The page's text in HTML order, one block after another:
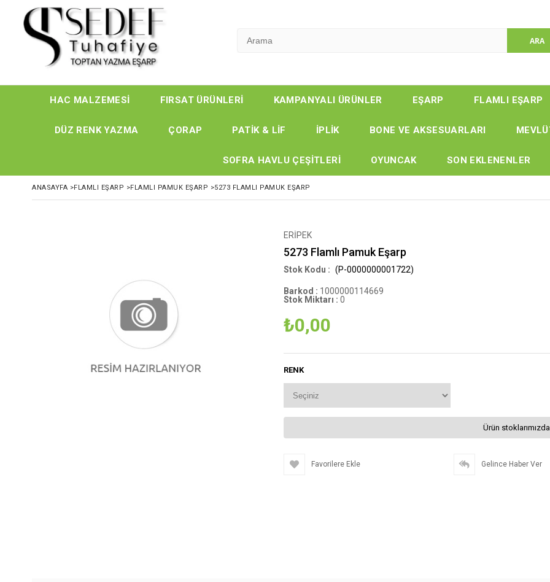
HAC MALZEMESİ FIRSAT ÜRÜNLERİ KAMPANYALI ÜRÜNLER EŞARP FLAMLI EŞARP
DÜZ RENK YAZMA ÇORAP PATİK & LİF İPLİK BONE VE AKSESUARLARI
SOFRA HAVLU ÇEŞİTLERİ OYUNCAK SON EKLENENLER
ANASAYFA >FLAMLI EŞARP >FLAMLI PAMUK EŞARP >5273 FLAMLI PAMUK EŞARP
ERİPEK
5273 Flamlı Pamuk Eşarp
(P-0000000001722)
Barkod : 1000000114669
Stok Miktarı : 0
₺0,00
RENK
Ürün
Favorilere Ekle Gelince Haber Ver